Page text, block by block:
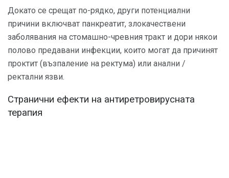
Докато се срещат по-рядко, други потенциални
причини включват панкреатит, злокачествени
заболявания на стомашно-чревния тракт и дори някои
полово предавани инфекции, които могат да причинят
проктит (възпаление на ректума) или анални /
ректални язви.
Странични ефекти на антиретровирусната
терапия